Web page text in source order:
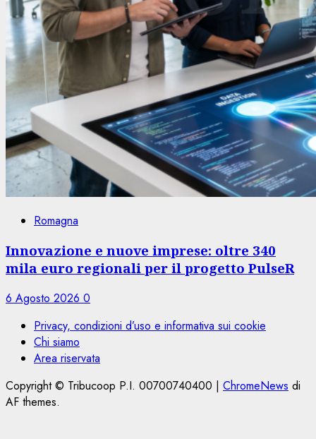
Romagna
Innovazione e nuove imprese: oltre 340
mila euro regionali per il progetto PulseR
6 Agosto 2026 0
Privacy, condizioni d’uso e informativa sui cookie
Chi siamo
Area riservata
Copyright © Tribucoop P.I. 00700740400 | ChromeNews di
AF themes.